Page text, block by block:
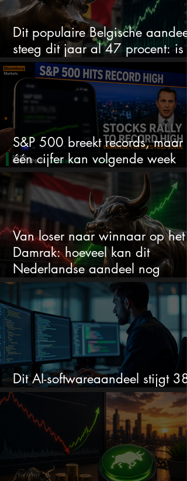
Dit populaire Belgische aandeel
steeg dit jaar al 47 procent: is
ruimte voor meer?
S&P 500 breekt records, maar
één cijfer kan volgende week
alles veranderen
Van loser naar winnaar op het
Damrak: hoeveel kan dit
Nederlandse aandeel nog
stijgen?
Dit AI-softwareaandeel stijgt
en zet de SaaS-crash op zijn